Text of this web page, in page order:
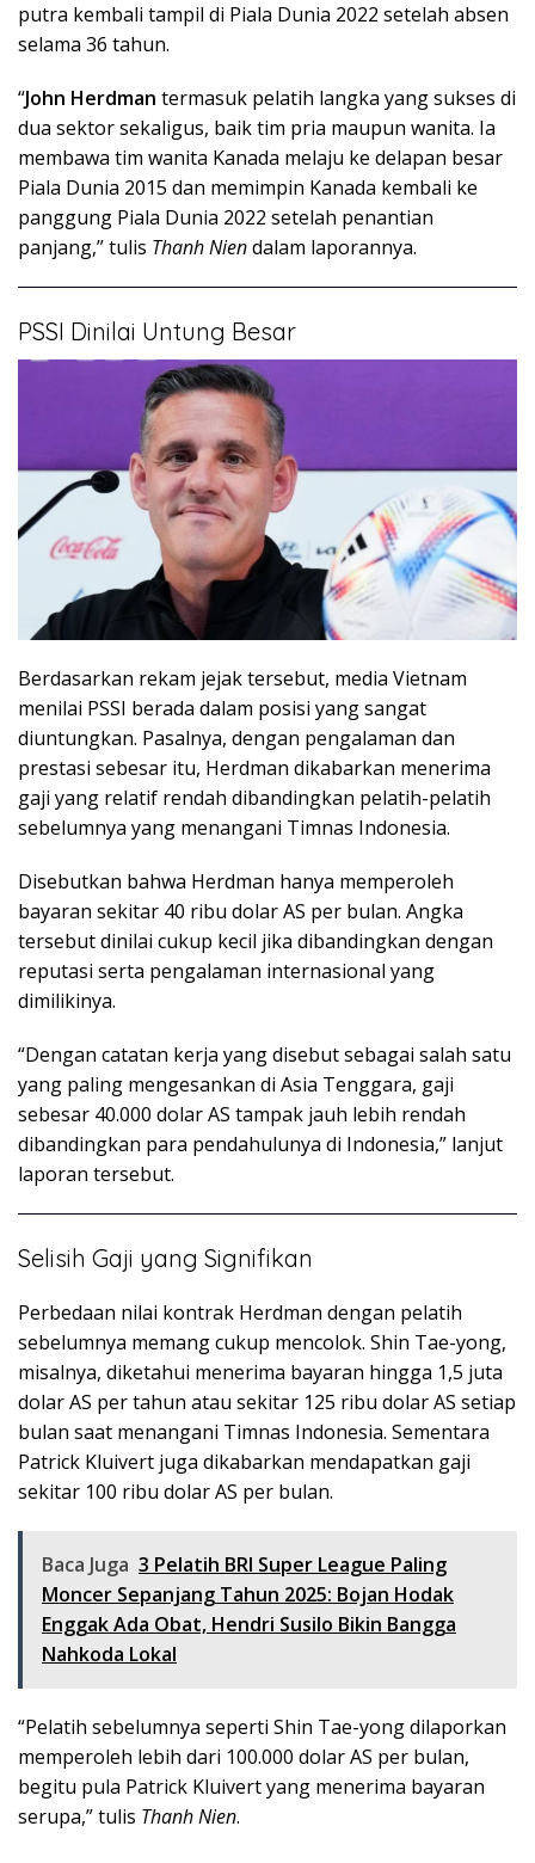
putra kembali tampil di Piala Dunia 2022 setelah absen
selama 36 tahun.
“John Herdman termasuk pelatih langka yang sukses di
dua sektor sekaligus, baik tim pria maupun wanita. Ia
membawa tim wanita Kanada melaju ke delapan besar
Piala Dunia 2015 dan memimpin Kanada kembali ke
panggung Piala Dunia 2022 setelah penantian
panjang,” tulis Thanh Niendalam laporannya.
PSSI Dinilai Untung Besar
Berdasarkan rekam jejak tersebut, media Vietnam
menilai PSSI berada dalam posisi yang sangat
diuntungkan. Pasalnya, dengan pengalaman dan
prestasi sebesar itu, Herdman dikabarkan menerima
gaji yang relatif rendah dibandingkan pelatih-pelatih
sebelumnya yang menangani Timnas Indonesia.
Disebutkan bahwa Herdman hanya memperoleh
bayaran sekitar 40 ribu dolar AS per bulan. Angka
tersebut dinilai cukup kecil jika dibandingkan dengan
reputasi serta pengalaman internasional yang
dimilikinya.
“Dengan catatan kerja yang disebut sebagai salah satu
yang paling mengesankan di Asia Tenggara, gaji
sebesar 40.000 dolar AS tampak jauh lebih rendah
dibandingkan para pendahulunya di Indonesia,” lanjut
laporan tersebut.
Selisih Gaji yang Signifikan
Perbedaan nilai kontrak Herdman dengan pelatih
sebelumnya memang cukup mencolok. Shin Tae-yong,
misalnya, diketahui menerima bayaran hingga 1,5 juta
dolar AS per tahun atau sekitar 125 ribu dolar AS setiap
bulan saat menangani Timnas Indonesia. Sementara
Patrick Kluivert juga dikabarkan mendapatkan gaji
sekitar 100 ribu dolar AS per bulan.
Baca Juga 3 Pelatih BRI Super League Paling
Moncer Sepanjang Tahun 2025: Bojan Hodak
Enggak Ada Obat, Hendri Susilo Bikin Bangga
Nahkoda Lokal
“Pelatih sebelumnya seperti Shin Tae-yong dilaporkan
memperoleh lebih dari 100.000 dolar AS per bulan,
begitu pula Patrick Kluivert yang menerima bayaran
serupa,” tulis Thanh Nien.